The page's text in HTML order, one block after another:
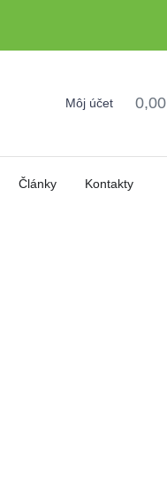
Môj účet 0,00
Články Kontakty